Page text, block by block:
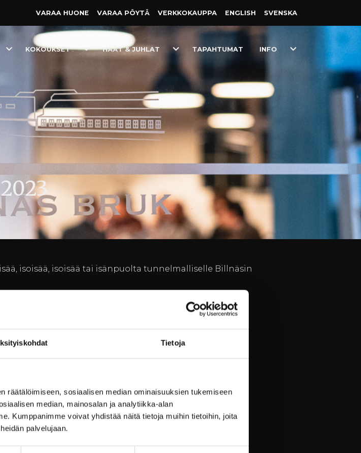
Tietoja
räätälöimiseen, sosiaalisen median ominaisuuksien tukemiseen
median, mainosalan ja analytiikka-alan
Kumppanimme voivat yhdistää näitä tietoja muihin tietoihin, joita
palvelujaan.
VARAA HUONE VARAA PÖYTÄ VERKKO­KAUPPA ENGLISH SVENSKA
ToggleKOKOUKSET
Toggle
Dropdown
HÄÄT & JUHLAT
ToggleTAPAHTUMAT INFO
Toggle
isoisää, isoisää tai isänpuolta tunnelmalliselle Billnäsin
16:00 välisenä aikana.
parmesaania
sipulia ja porkkanoita
anglaise
3 v. 0 €)
ja allergiat*